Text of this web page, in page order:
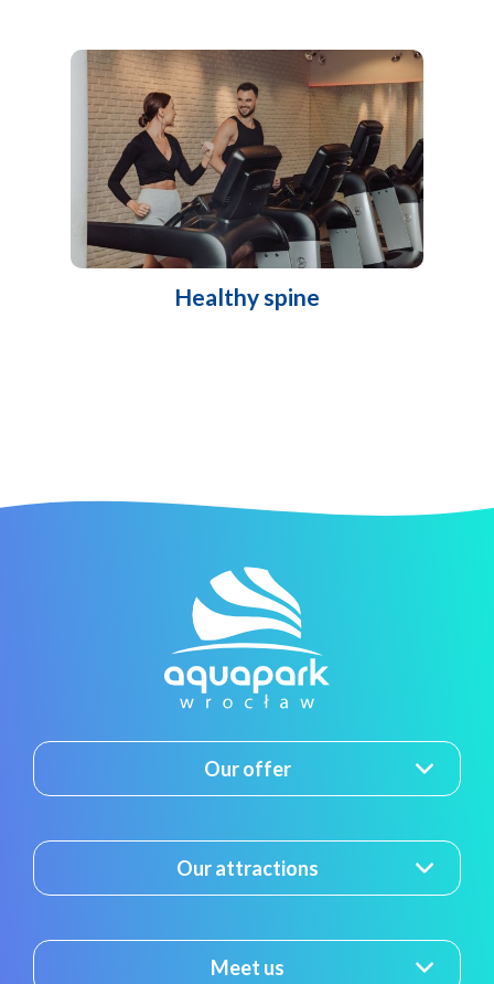
Healthy spine
Our offer
Our attractions
Meet us